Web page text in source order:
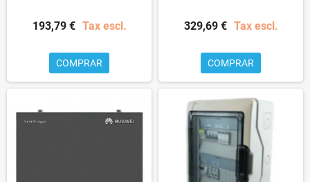
193,79 € Tax escl.
COMPRAR
329,69 € Tax escl.
COMPRAR